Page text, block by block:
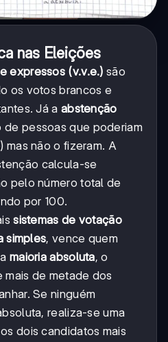
nas Eleições
expressos (v.v.e.) são
os votos brancos e
Já a abstenção
de pessoas que poderiam
não o fizeram. A
calcula-se
pelo número total de
por 100.
sistemas de votação
simples, vence quem
maioria absoluta, o
de metade dos
Se ninguém
realiza-se uma
dois candidatos mais